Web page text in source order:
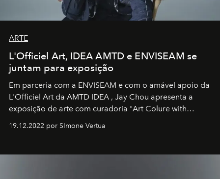
ARTE
L'Officiel Art, IDEA AMTD e ENVISEAM se
juntam para exposição
Em parceria com a ENVISEAM e com o amável apoio da
L'Officiel Art da AMTD IDEA , Jay Chou apresenta a
exposição de arte com curadoria "Art Colure with
19.12.2022 por SImone Vertua